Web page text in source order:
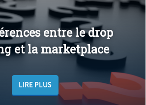
entre le drop
et la marketplace
LIRE PLUS